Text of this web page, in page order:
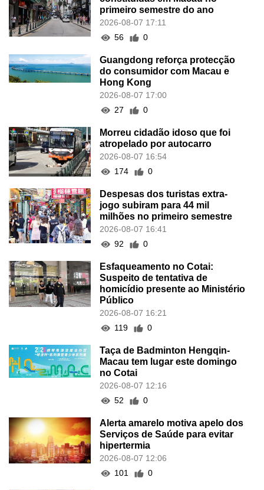
primeiro semestre do ano
2026-08-07 17:11
56
0
Guangdong reforça protecção
do consumidor com Macau e
Hong Kong
2026-08-07 17:00
27
0
Morreu cidadão idoso que foi
atropelado por autocarro
2026-08-07 16:54
174
0
Despesas dos turistas extra-
jogo subiram para 44 mil
milhões no primeiro semestre
2026-08-07 16:41
92
0
Esfaqueamento no Cotai:
Suspeito de tentativa de
homicídio presente ao Ministério
Público
2026-08-07 16:21
119
0
Taça de Badminton Hengqin-
Macau tem lugar este domingo
no Cotai
2026-08-07 12:16
52
0
Alerta amarelo motiva apelo dos
Serviços de Saúde para evitar
hipertermia
2026-08-07 12:06
101
0